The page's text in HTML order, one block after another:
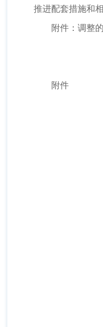
推进配套措施和
附件：调整
附件